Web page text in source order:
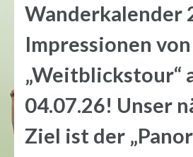
Wanderkalender
Impressionen
„Weitblickstour“
04.07.26! Unser
Ziel ist der